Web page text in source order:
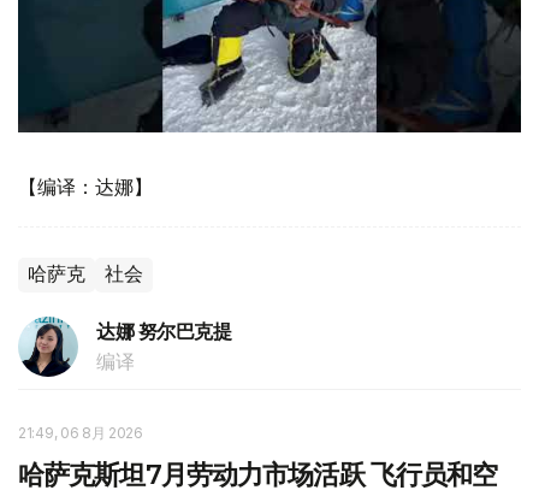
【编译：达娜】
哈萨克 社会
达娜 努尔巴克提
编译
21:49, 06 8月 2026
哈萨克斯坦7月劳动力市场活跃 飞行员和空